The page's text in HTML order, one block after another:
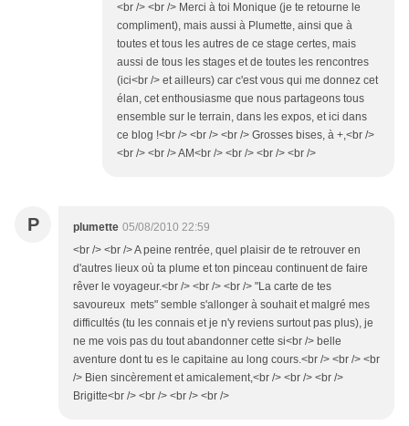
<br /> <br /> Merci à toi Monique (je te retourne le
compliment), mais aussi à Plumette, ainsi que à
toutes et tous les autres de ce stage certes, mais
aussi de tous les stages et de toutes les rencontres
(ici<br /> et ailleurs) car c'est vous qui me donnez cet
élan, cet enthousiasme que nous partageons tous
ensemble sur le terrain, dans les expos, et ici dans
ce blog !<br /> <br /> <br /> Grosses bises, à +,<br />
<br /> <br /> AM<br /> <br /> <br /> <br />
P plumette 05/08/2010 22:59
<br /> <br /> A peine rentrée, quel plaisir de te retrouver en
d'autres lieux où ta plume et ton pinceau continuent de faire
rêver le voyageur.<br /> <br /> <br /> "La carte de tes
savoureux mets" semble s'allonger à souhait et malgré mes
difficultés (tu les connais et je n'y reviens surtout pas plus), je
ne me vois pas du tout abandonner cette si<br /> belle
aventure dont tu es le capitaine au long cours.<br /> <br /> <br
/> Bien sincèrement et amicalement,<br /> <br /> <br />
Brigitte<br /> <br /> <br /> <br />